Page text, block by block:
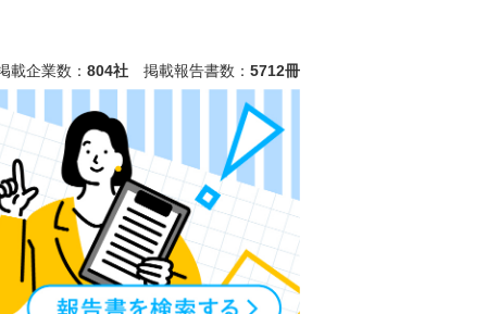
載企業数： 804社 掲載報告書数： 5712冊